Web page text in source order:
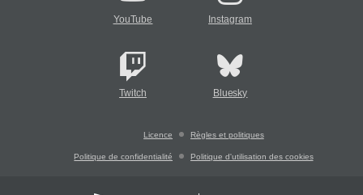
YouTube Instagram
Twitch Bluesky
Licence Règles et politiques
Politique de confidentialité Politique d'utilisation des cookies